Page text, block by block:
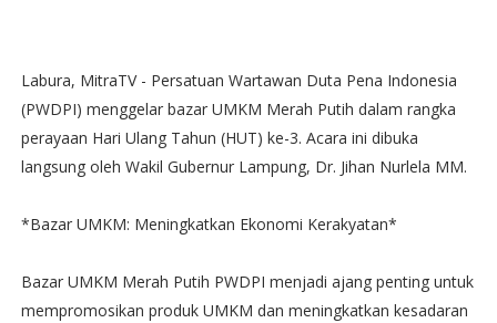
Labura, MitraTV - Persatuan Wartawan Duta Pena Indonesia
(PWDPI) menggelar bazar UMKM Merah Putih dalam rangka
perayaan Hari Ulang Tahun (HUT) ke-3. Acara ini dibuka
langsung oleh Wakil Gubernur Lampung, Dr. Jihan Nurlela MM.
*Bazar UMKM: Meningkatkan Ekonomi Kerakyatan*
Bazar UMKM Merah Putih PWDPI menjadi ajang penting untuk
mempromosikan produk UMKM dan meningkatkan kesadaran